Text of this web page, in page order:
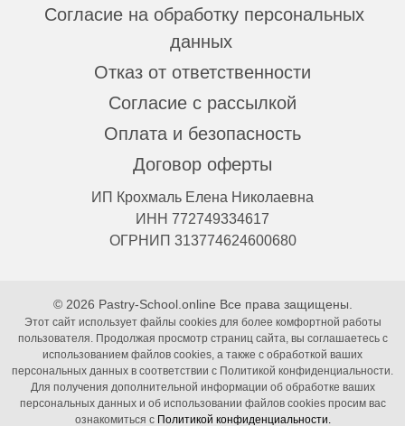
Согласие на обработку персональных
данных
Отказ от ответственности
Согласие с рассылкой
Оплата и безопасность
Договор оферты
ИП Крохмаль Елена Николаевна
ИНН 772749334617
ОГРНИП 313774624600680
© 2026 Pastry-School.online Все права защищены.
Этот сайт использует файлы cookies для более комфортной работы
пользователя. Продолжая просмотр страниц сайта, вы соглашаетесь с
использованием файлов cookies, а также с обработкой ваших
персональных данных в соответствии с Политикой конфиденциальности.
Для получения дополнительной информации об обработке ваших
персональных данных и об использовании файлов cookies просим вас
ознакомиться с Политикой конфиденциальности.